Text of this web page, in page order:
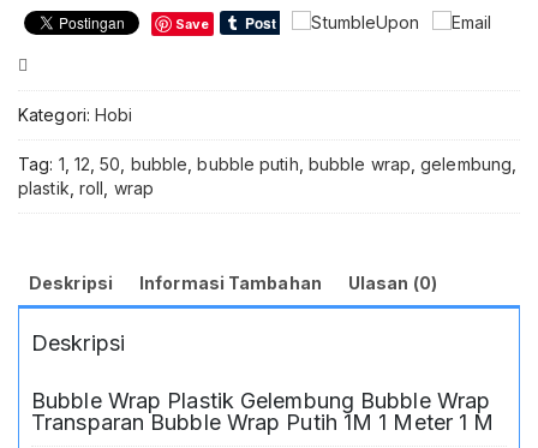
Save
Kategori: Hobi
Tag: 1 12 ,50 bubble ,bubble putih bubble wrap ,gelembung
plastik roll wrap
Deskripsi Informasi Tambahan Ulasan (0)
Deskripsi
Bubble Wrap Plastik Gelembung Bubble Wrap
Transparan Bubble Wrap Putih 1M 1 Meter 1 M